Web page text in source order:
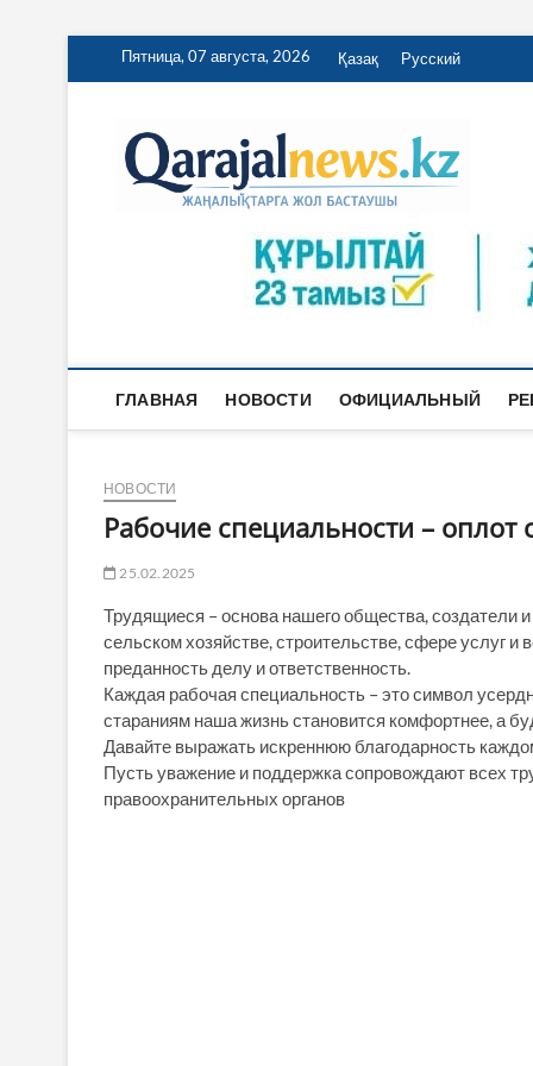
ПерейтиПятница, 07 августа, 2026 Қазақ Русский
ГЛАВНАЯ НОВОСТИ ОФИЦИАЛЬНЫЙ
НОВОСТИ
Рабочие специальности – оплот
25.02.2025
Трудящиеся – основа нашего общества, создатели
сельском хозяйстве, строительстве, сфере услуг
преданность делу и ответственность.
Каждая рабочая специальность – это символ
стараниям наша жизнь становится комфортнее, а
Давайте выражать искреннюю благодарность
Пусть уважение и поддержка сопровождают всех
правоохранительных органов